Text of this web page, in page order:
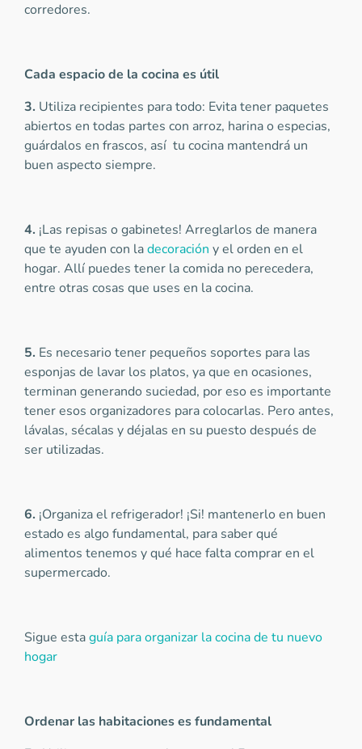
corredores.
Cada espacio de la cocina es útil
3. Utiliza recipientes para todo: Evita tener paquetes
abiertos en todas partes con arroz, harina o especias,
guárdalos en frascos, así tu cocina mantendrá un
buen aspecto siempre.
4. ¡Las repisas o gabinetes! Arreglarlos de manera
que te ayuden con ladecoración y el orden en el
hogar. Allí puedes tener la comida no perecedera,
entre otras cosas que uses en la cocina.
5. Es necesario tener pequeños soportes para las
esponjas de lavar los platos, ya que en ocasiones,
terminan generando suciedad, por eso es importante
tener esos organizadores para colocarlas. Pero antes,
lávalas, sécalas y déjalas en su puesto después de
ser utilizadas.
6. ¡Organiza el refrigerador! ¡Si! mantenerlo en buen
estado es algo fundamental, para saber qué
alimentos tenemos y qué hace falta comprar en el
supermercado.
Sigue estaguía para organizar la cocina de tu nuevo
hogar
Ordenar las habitaciones es fundamental